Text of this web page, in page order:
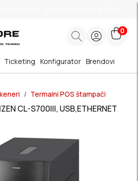
0
Brendovi
Ticketing Konfigurator
Termalni POS štampači
CL-S700III, USB,ETHERNET